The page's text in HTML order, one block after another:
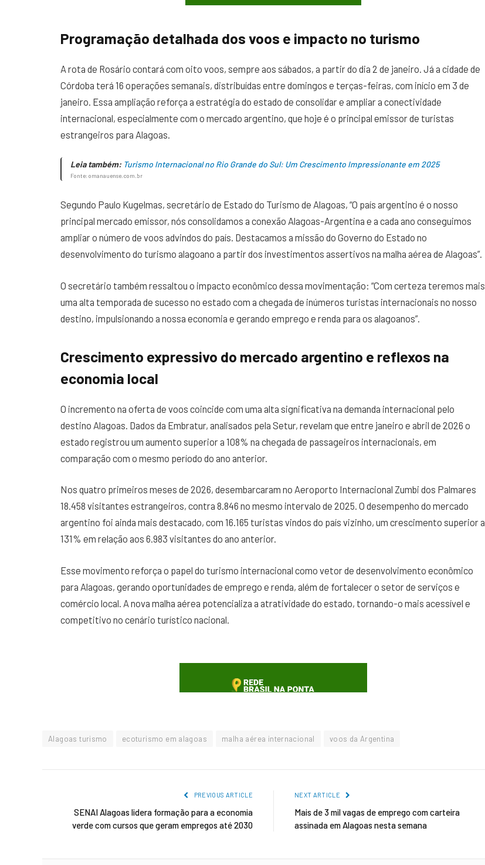
Programação detalhada dos voos e impacto no turismo
A rota de Rosário contará com oito voos, sempre aos sábados, a partir do dia 2 de janeiro. Já a cidade de
Córdoba terá 16 operações semanais, distribuídas entre domingos e terças-feiras, com início em 3 de
janeiro. Essa ampliação reforça a estratégia do estado de consolidar e ampliar a conectividade
internacional, especialmente com o mercado argentino, que hoje é o principal emissor de turistas
estrangeiros para Alagoas.
Leia também: Turismo Internacional no Rio Grande do Sul: Um Crescimento Impressionante em 2025
Fonte: omanauense.com.br
Segundo Paulo Kugelmas, secretário de Estado do Turismo de Alagoas, “O país argentino é o nosso
principal mercado emissor, nós consolidamos a conexão Alagoas-Argentina e a cada ano conseguimos
ampliar o número de voos advindos do país. Destacamos a missão do Governo do Estado no
desenvolvimento do turismo alagoano a partir dos investimentos assertivos na malha aérea de Alagoas”.
O secretário também ressaltou o impacto econômico dessa movimentação: “Com certeza teremos mais
uma alta temporada de sucesso no estado com a chegada de inúmeros turistas internacionais no nosso
destino, impulsionando a nossa economia e gerando emprego e renda para os alagoanos”.
Crescimento expressivo do mercado argentino e reflexos na
economia local
O incremento na oferta de voos coincide com uma alta significativa na demanda internacional pelo
destino Alagoas. Dados da Embratur, analisados pela Setur, revelam que entre janeiro e abril de 2026 o
estado registrou um aumento superior a 108% na chegada de passageiros internacionais, em
comparação com o mesmo período do ano anterior.
Nos quatro primeiros meses de 2026, desembarcaram no Aeroporto Internacional Zumbi dos Palmares
18.458 visitantes estrangeiros, contra 8.846 no mesmo intervalo de 2025. O desempenho do mercado
argentino foi ainda mais destacado, com 16.165 turistas vindos do país vizinho, um crescimento superior a
131% em relação aos 6.983 visitantes do ano anterior.
Esse movimento reforça o papel do turismo internacional como vetor de desenvolvimento econômico
para Alagoas, gerando oportunidades de emprego e renda, além de fortalecer o setor de serviços e
comércio local. A nova malha aérea potencializa a atratividade do estado, tornando-o mais acessível e
competitivo no cenário turístico nacional.
Alagoas turismo ecoturismo em alagoas malha aérea internacional voos da Argentina
PREVIOUS ARTICLE
SENAI Alagoas lidera formação para a economia
verde com cursos que geram empregos até 2030
NEXT ARTICLE
Mais de 3 mil vagas de emprego com carteira
assinada em Alagoas nesta semana